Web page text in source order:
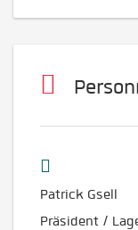
Patrick Gsell
Präsident /